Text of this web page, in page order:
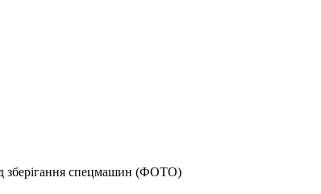
зберігання спецмашин (ФОТО)